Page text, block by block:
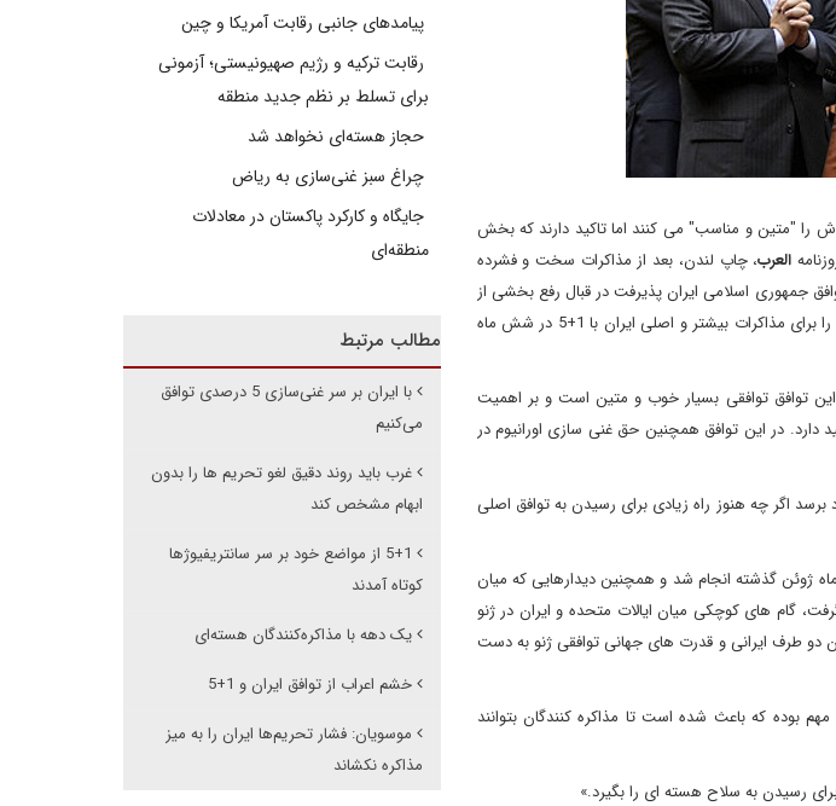
میان ایران با 1+5 بر سر برنامه هسته ای اش را "متین و مناسب" می کنند اما تاکید دارند که بخش
العرب، چاپ لندن، بعد از مذاکرات سخت و فشرده
شد. بر اساس این توافق جمهوری اسلامی ایران پذیرفت در قبال رفع بخشی از
تحریم های اقتصادی علیه آن محدودیتی برای برنامه هسته ای اش در نظر بگیرد. این توافق می تواند باب را برای مذاکرات بیشتر و اصلی ایران با 1+5 در شش ماه
توافق توافقی بسیار خوب و متین است و بر اهمیت
در این توافق همچنین حق غنی سازی اورانیوم در
اگر چه هنوز راه زیادی برای رسیدن به توافق اصلی
ژوئن گذشته انجام شد و همچنین دیدارهایی که میان
گام های کوچکی میان ایالات متحده و ایران در ژنو
طرف ایرانی و قدرت های جهانی توافقی ژنو به دست
بوده که باعث شده است تا مذاکره کنندگان بتوانند
برای رسیدن به سلاح هسته ای را بگیرد.»
پیامدهای جانبی رقابت آمریکا و چین
رقابت ترکیه و رژیم صهیونیستی؛ آزمونی
برای تسلط بر نظم جدید منطقه
حجاز هسته‌ای نخواهد شد
چراغ سبز غنی‌سازی به ریاض
جایگاه و کارکرد پاکستان در معادلات
منطقه‌ای
مطالب مرتبط
با ایران بر سر غنی‌سازی 5 درصدی توافق
می‌کنیم
غرب باید روند دقیق لغو تحریم ها را بدون
ابهام مشخص کند
5+1 از مواضع خود بر سر سانتریفیوژها
کوتاه آمدند
یک دهه با مذاکره‌کنندگان هسته‌ای
خشم اعراب از توافق ایران و 1+5
موسویان: فشار تحریم‌ها ایران را به میز
مذاکره نکشاند